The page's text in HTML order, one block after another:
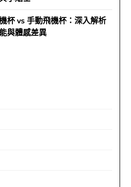
杯 vs 手動飛機杯：深入解析
與體感差異